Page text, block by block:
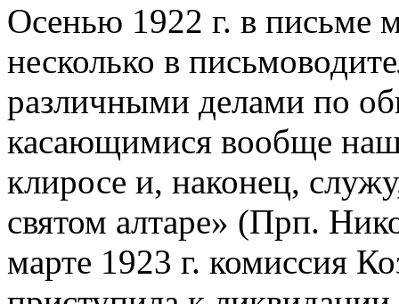
Осенью 1922 г. в письме
несколько в
различными делами по
касающимися вообще
клиросе и, наконец,
святом алтаре» (Прп.
марте 1923 г. комиссия